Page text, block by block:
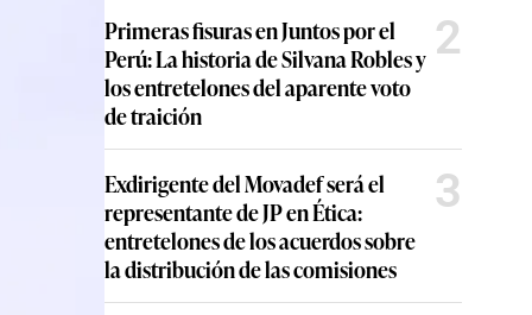
Primeras fisuras en Juntos por el
Perú: La historia de Silvana Robles y
los entretelones del aparente voto
de traición
2
Exdirigente del Movadef será el
representante de JP en Ética:
entretelones de los acuerdos sobre
la distribución de las comisiones
3